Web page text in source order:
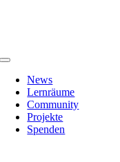
Toggle
Navigation
News
Lernräume
Community
Projekte
Spenden